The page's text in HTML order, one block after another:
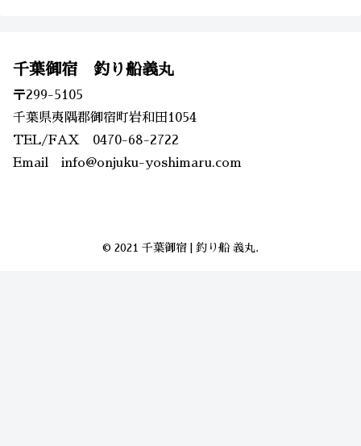
千葉御宿 釣り船義丸
〒299-5105
千葉県夷隅郡御宿町岩和田1054
TEL/FAX 0470-68-2722
Email info@onjuku-yoshimaru.com
© 2021 千葉御宿 | 釣り船 義丸.